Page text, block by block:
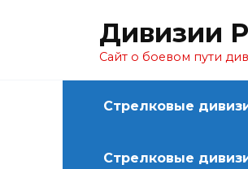
Дивизии
Сайт о боевом пути
Стрелковые
Стрелковые